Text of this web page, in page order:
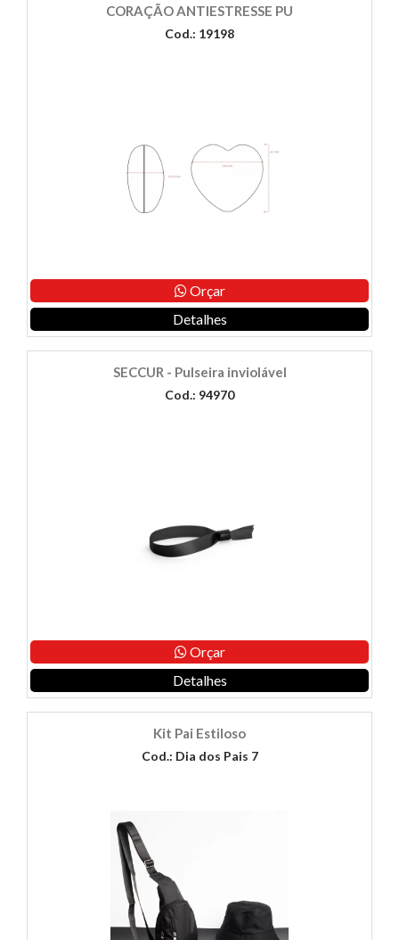
CORAÇÃO ANTIESTRESSE PU
Cod.: 19198
Orçar
Detalhes
SECCUR - Pulseira inviolável
Cod.: 94970
Orçar
Detalhes
Kit Pai Estiloso
Cod.: Dia dos Pais 7